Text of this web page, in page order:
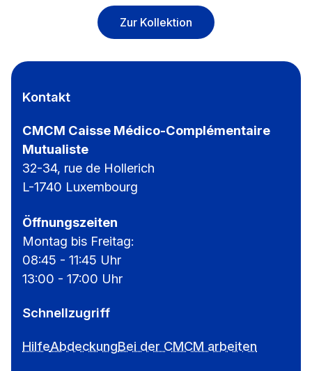
Zur Kollektion
Kontakt
CMCM Caisse Médico-Complémentaire
Mutualiste
32-34, rue de Hollerich
L-1740 Luxembourg
Öffnungszeiten
Montag bis Freitag:
08:45 - 11:45 Uhr
13:00 - 17:00 Uhr
Schnellzugriff
HilfeAbdeckungBei der CMCM arbeiten